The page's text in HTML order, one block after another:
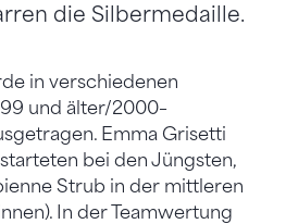
die Silbermedaille.
in verschiedenen
und älter/2000–
Emma Grisetti
bei den Jüngsten,
Strub in der mittleren
In der Teamwertung